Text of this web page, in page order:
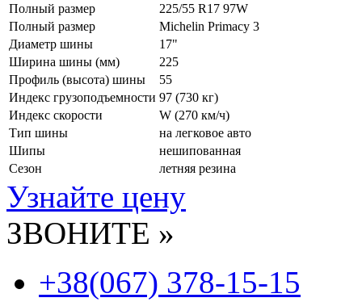
Полный размер
225/55 R17 97W
Полный размер
Michelin Primacy 3
Диаметр шины
17"
Ширина шины (мм)
225
Профиль (высота) шины
55
Индекс грузоподъемности 97 (730 кг)
Индекс скорости
W (270 км/ч)
Тип шины
на легковое авто
Шипы
нешипованная
Сезон
летняя резина
Узнайте цену
ЗВОНИТЕ »
+38(067) 378-15-15